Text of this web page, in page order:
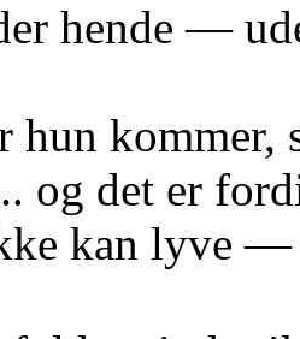
hende —
hun
og det er
kan lyve